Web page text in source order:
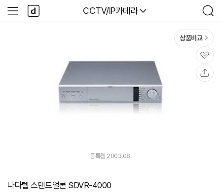
다나와
CCTV/IP카메라
검
색
사
이
다
나
와
상품비교
관
심
등록월 2003.08.
나다텔 스탠드얼론 SDVR-4000